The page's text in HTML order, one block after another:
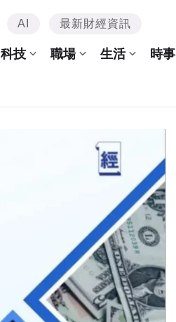
AI 最新財經資訊
科技 職場 生活 時事